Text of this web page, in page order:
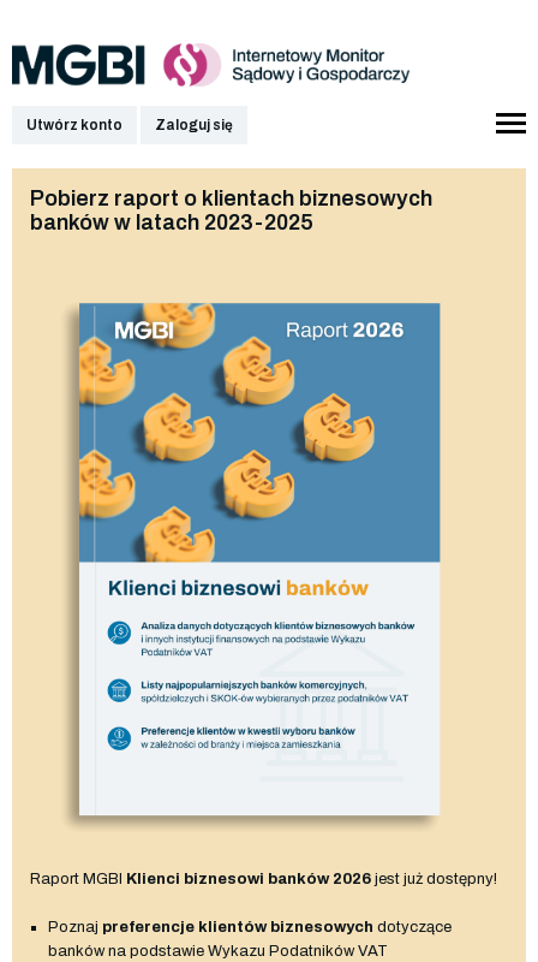
Utwórz konto Zaloguj się
Pobierz raport o klientach biznesowych
banków w latach 2023-2025
Raport MGBI Klienci biznesowi banków 2026 jest już dostępny!
Poznaj preferencje klientów biznesowych dotyczące
banków na podstawie Wykazu Podatników VAT